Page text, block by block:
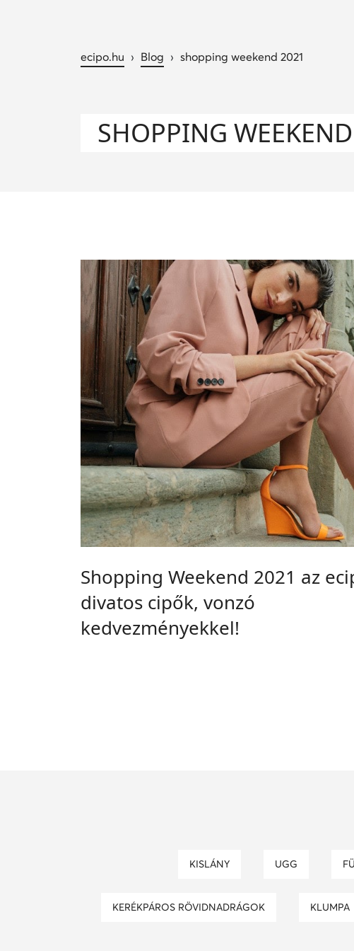
ecipo.hu › Blog › shopping weekend 2021
SHOPPING
Shopping Weekend 2021 az
divatos cipők, vonzó
kedvezményekkel!
KISLÁNY UGG
KERÉKPÁROS RÖVIDNADRÁGOK KLUMPA